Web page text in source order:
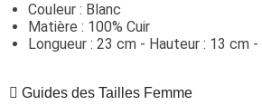
Couleur : Blanc
Matière : 100% Cuir
Longueur : 23 cm - Hauteur : 13 cm
Guides des Tailles Femme